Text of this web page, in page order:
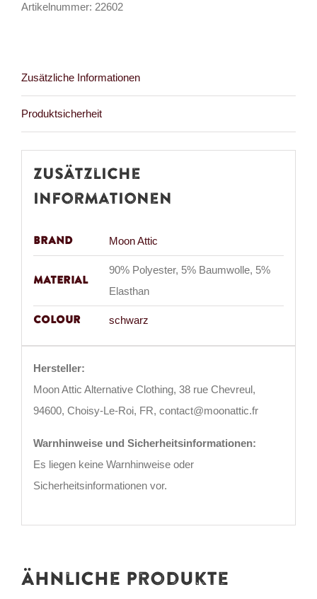
Menge
Artikelnummer: 22602
Zusätzliche Informationen
Produktsicherheit
Zusätzliche
Informationen
Brand Moon Attic
Material
90% Polyester, 5% Baumwolle, 5%
Elasthan
Colour schwarz
Hersteller:
Moon Attic Alternative Clothing, 38 rue Chevreul,
94600, Choisy-Le-Roi, FR, contact@moonattic.fr
Warnhinweise und Sicherheitsinformationen:
Es liegen keine Warnhinweise oder
Sicherheitsinformationen vor.
Ähnliche Produkte